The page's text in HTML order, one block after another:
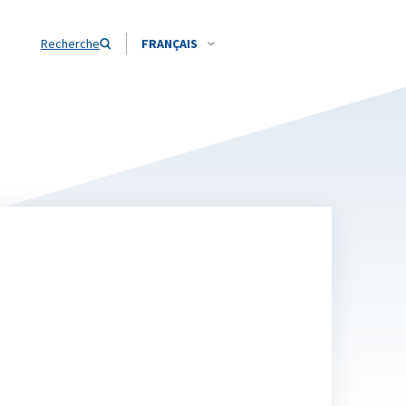
Recherche FRANÇAIS